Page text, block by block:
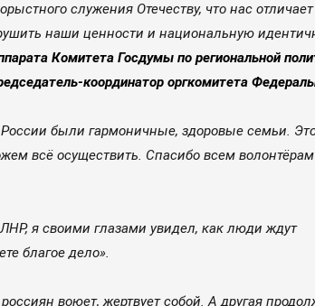
служения Отечеству, что нас отличает
наши ценности и национальную
Комитета Госдумы по региональной
координатор оргкомитета
были гармоничные, здоровые семьи.
всё осуществить. Спасибо всем волонтёрам
я своими глазами увидел, как люди ждут
благое дело».
воюет, жертвует собой. А другая